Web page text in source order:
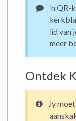
'n QR-
lid van
meer
Ontdek
Jy